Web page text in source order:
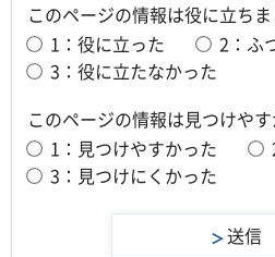
このページの情報は役に立ちま
1：役に立った
2：ふ
3：役に立たなかった
このページの情報は見つけや
1：見つけやすかった
3：見つけにくかった